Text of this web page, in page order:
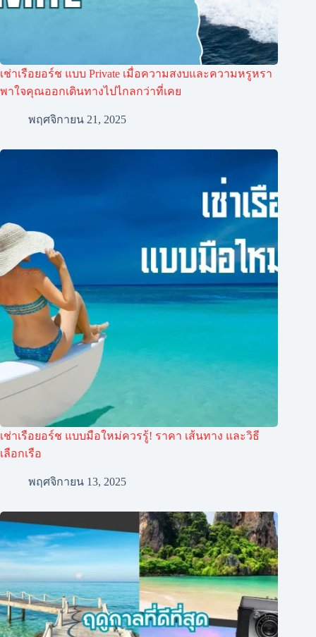
เช่าเรือยอร์ช แบบ Private เมื่อความสงบและความหรูหรา
พาใจคุณออกเดินทางไปไกลกว่าที่เคย
พฤศจิกายน 21, 2025
เช่าเรือยอร์ช แบบมือใหม่ควรรู้! ราคา เส้นทาง และวิธี
เลือกเรือ
พฤศจิกายน 13, 2025